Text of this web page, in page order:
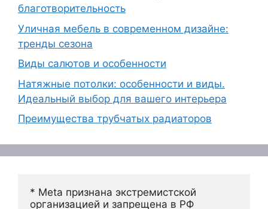
благотворительность
Уличная мебель в современном дизайне:
тренды сезона
Виды салютов и особенности
Натяжные потолки: особенности и виды.
Идеальный выбор для вашего интерьера
Преимущества трубчатых радиаторов
* Meta признана экстремистской
организацией и запрещена в РФ